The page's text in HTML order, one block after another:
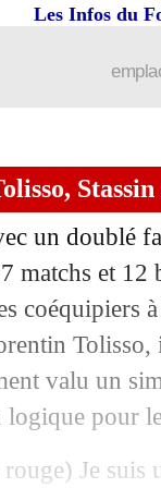
Les Infos du
Stassin
un doublé
matchs et 12
coéquipiers
valu un
pour
Je suis
pour Sérgio
Stassin
de la FFF
Alonso
apprécié la
matchs
d'antijeu en